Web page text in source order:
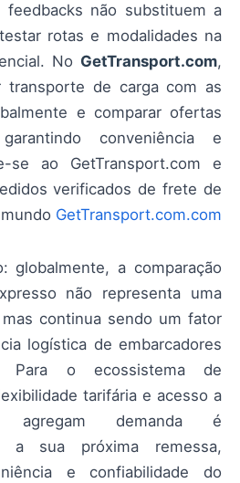
feedbacks não substituem a
rotas e modalidades na
No GetTransport.com,
transporte de carga com as
e comparar ofertas
conveniência e
se ao GetTransport.com e
verificados de frete de
GetTransport.com.com
globalmente, a comparação
não representa uma
continua sendo um fator
logística de embarcadores
Para o ecossistema de
tarifária e acesso a
agregam demanda é
a sua próxima remessa,
e confiabilidade do